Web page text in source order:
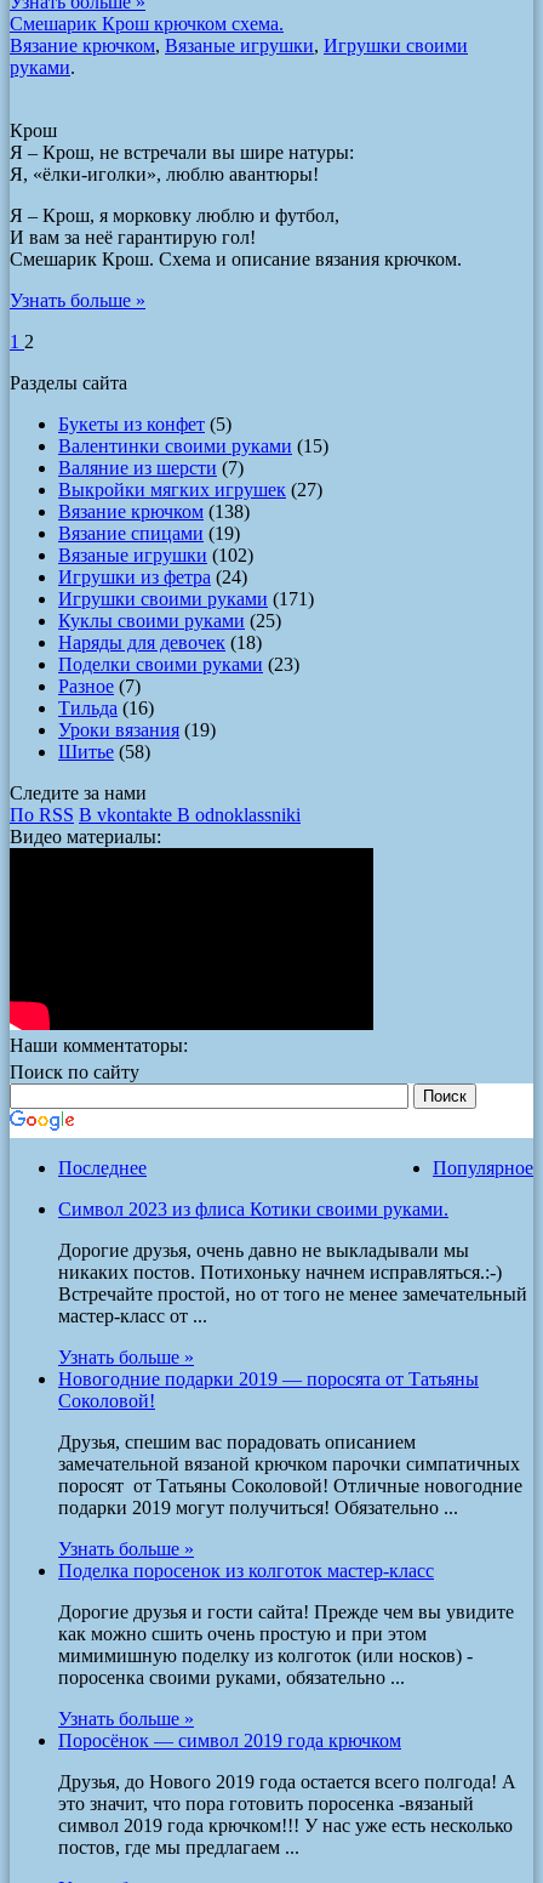
Смешарик Крош крючком схема.
Вязание крючком, Вязаные игрушки, Игрушки своими
руками.
Крош
Я – Крош, не встречали вы шире натуры:
Я, «ёлки-иголки», люблю авантюры!
Я – Крош, я морковку люблю и футбол,
И вам за неё гарантирую гол!
Смешарик Крош. Схема и описание вязания крючком.
Узнать больше »
1 2
Разделы сайта
Букеты из конфет (5)
Валентинки своими руками (15)
Валяние из шерсти (7)
Выкройки мягких игрушек (27)
Вязание крючком (138)
Вязание спицами (19)
Вязаные игрушки (102)
Игрушки из фетра (24)
Игрушки своими руками (171)
Куклы своими руками (25)
Наряды для девочек (18)
Поделки своими руками (23)
Разное (7)
Тильда (16)
Уроки вязания (19)
Шитье (58)
Следите за нами
По RSS В vkontakte В odnoklassniki
Видео материалы:
Наши комментаторы:
Поиск по сайту
Популярное
Последнее
Символ 2023 из флиса Котики своими руками.
Дорогие друзья, очень давно не выкладывали мы
никаких постов. Потихоньку начнем исправляться.:-)
Встречайте простой, но от того не менее замечательный
мастер-класс от ...
Узнать больше »
Новогодние подарки 2019 — поросята от Татьяны
Соколовой!
Друзья, спешим вас порадовать описанием
замечательной вязаной крючком парочки симпатичных
поросят от Татьяны Соколовой! Отличные новогодние
подарки 2019 могут получиться! Обязательно ...
Узнать больше »
Поделка поросенок из колготок мастер-класс
Дорогие друзья и гости сайта! Прежде чем вы увидите
как можно сшить очень простую и при этом
мимимишную поделку из колготок (или носков) -
поросенка своими руками, обязательно ...
Узнать больше »
Поросёнок — символ 2019 года крючком
Друзья, до Нового 2019 года остается всего полгода! А
это значит, что пора готовить поросенка -вязаный
символ 2019 года крючком!!! У нас уже есть несколько
постов, где мы предлагаем ...